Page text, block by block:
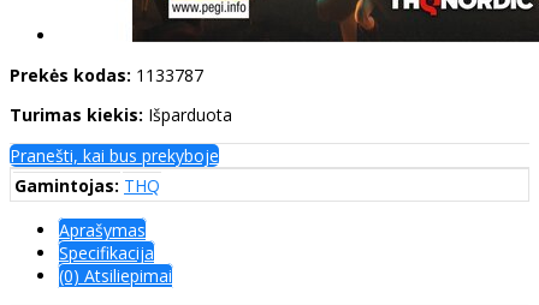
Prekės kodas: 1133787
Turimas kiekis: Išparduota
Pranešti, kai bus prekyboje
Gamintojas: THQ
Aprašymas
Specifikacija
(0) Atsiliepimai